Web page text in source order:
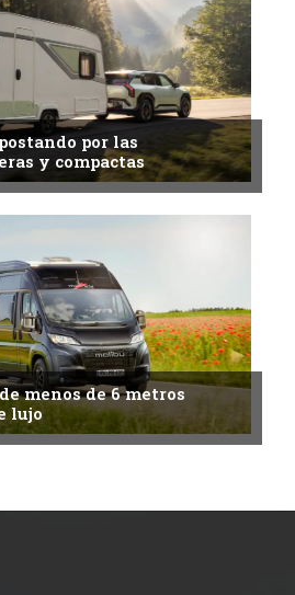
por las
y compactas
menos de 6 metros
lujo